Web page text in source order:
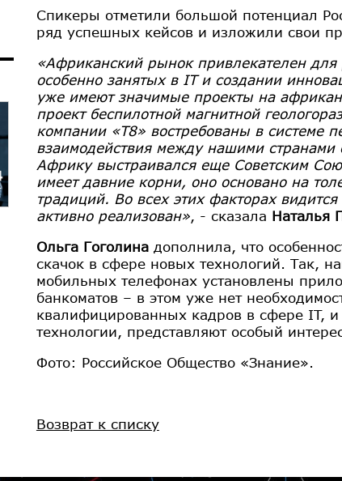
Спикеры отметили большой потенциал
ряд успешных кейсов и изложили свои
«Африканский рынок привлекателен
особенно занятых в IT и создании
уже имеют значимые проекты на
проект беспилотной магнитной
компании «Т8» востребованы в системе
взаимодействия между нашими странами
Африку выстраивался еще Советским
имеет давние корни, оно основано на
традиций. Во всех этих факторах
активно реализован», - сказала Наталья
Ольга Гоголинадополнила, что
скачок в сфере новых технологий. Так,
мобильных телефонах установлены
банкоматов – в этом уже нет
квалифицированных кадров в сфере IT,
технологии, представляют особый
Фото: Российское Общество «Знание».
Возврат к списку